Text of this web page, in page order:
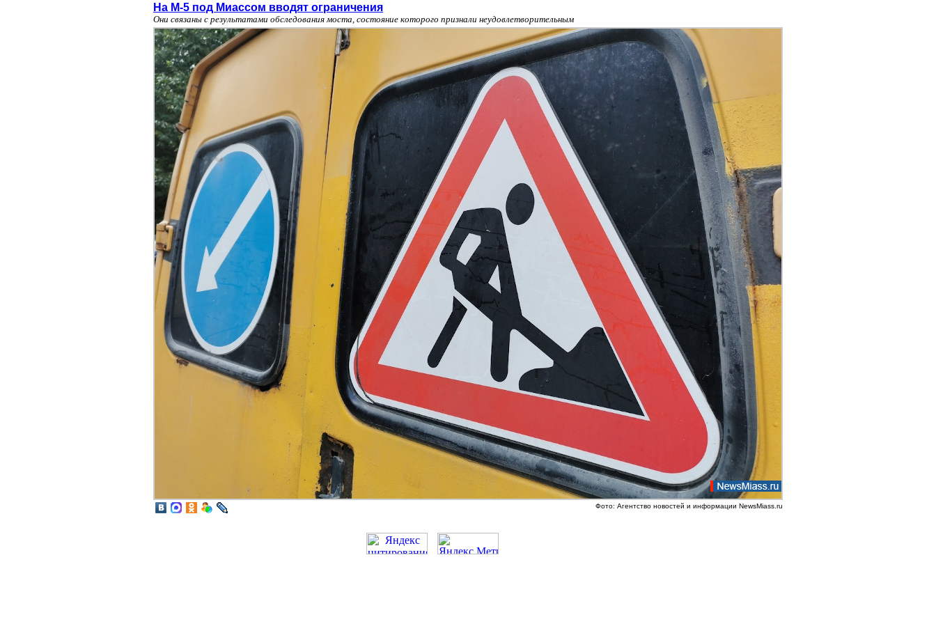
На М-5 под Миассом вводят ограничения
Они связаны с результатами обследования моста, состояние которого признали неудовлетворительным
Фото: Агентство новостей и информации NewsMiass.ru